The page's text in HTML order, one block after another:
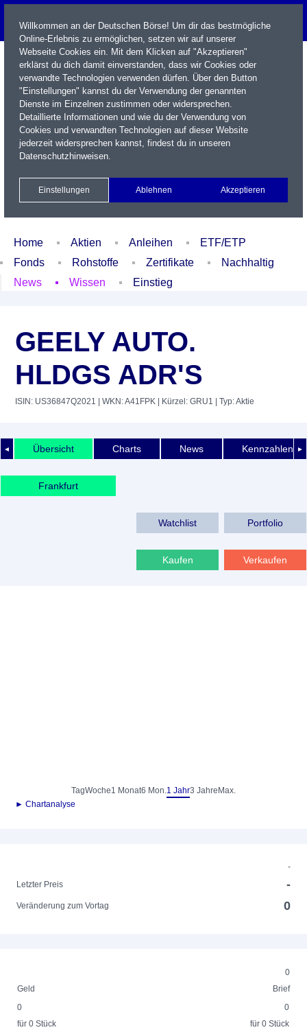
Name / WKN / ISIN / Kürzel
Xetra Realtime
Watchlist Portfolio Login
Home Aktien Anleihen
ETF/ETP
Fonds
Rohstoffe Zertifikate
Nachhaltig
News
Wissen Einstieg
GEELY AUTO.
HLDGS ADR'S
ISIN: US36847Q2021 | WKN: A41FPK | Kürzel: GRU1 | Typ: Aktie
◄ ►
Übersicht Charts News Kennzahlen
Frankfurt
Watchlist Portfolio
Kaufen Verkaufen
TagWoche1 Monat6 Mon.1 Jahr3 Jahre Max.
► Chartanalyse
-
Letzter Preis
-
Veränderung zum Vortag 0
0
Geld
Brief
0
für 0 Stück
0
für 0 Stück
Willkommen an der Deutschen Börse! Um dir das bestmögliche
Online-Erlebnis zu ermöglichen, setzen wir auf unserer
Webseite Cookies ein. Mit dem Klicken auf "Akzeptieren"
erklärst du dich damit einverstanden, dass wir Cookies oder
verwandte Technologien verwenden dürfen. Über den Button
"Einstellungen" kannst du der Verwendung der genannten
Dienste im Einzelnen zustimmen oder widersprechen.
Detaillierte Informationen und wie du der Verwendung von
Cookies und verwandten Technologien auf dieser Website
jederzeit widersprechen kannst, findest du in unseren
Datenschutzhinweisen.
Einstellungen Ablehnen Akzeptieren